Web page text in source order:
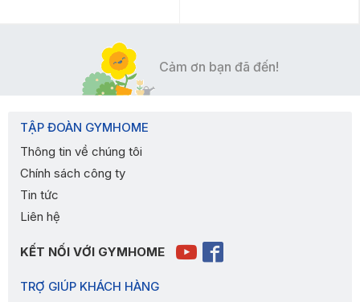
Cảm ơn bạn đã đến!
TẬP ĐOÀN GYMHOME
Thông tin về chúng tôi
Chính sách công ty
Tin tức
Liên hệ
KẾT NỐI VỚI GYMHOME
TRỢ GIÚP KHÁCH HÀNG